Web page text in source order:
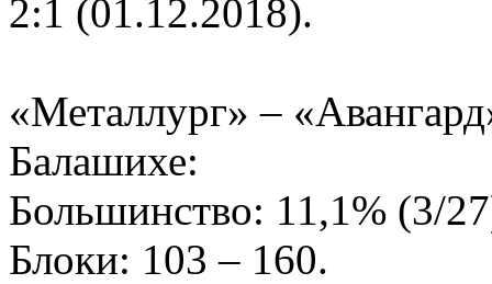
2:1 (01.12.2018).
«Металлург» –
Балашихе:
Большинство: 11,1% (3/
Блоки: 103 – 160.